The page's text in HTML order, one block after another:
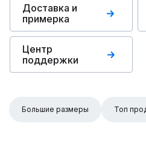
Доставка и
примерка
Центр
поддержки
Большие размеры Топ